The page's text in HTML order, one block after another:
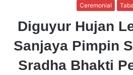
Ceremonial
Diguyur Hujan
Sanjaya Pimpin
Sradha Bhakti